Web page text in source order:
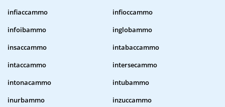
infiaccammo
infioccammo
infoibammo
inglobammo
insaccammo
intabaccammo
intaccammo
intersecammo
intonacammo
intubammo
inurbammo
inzuccammo